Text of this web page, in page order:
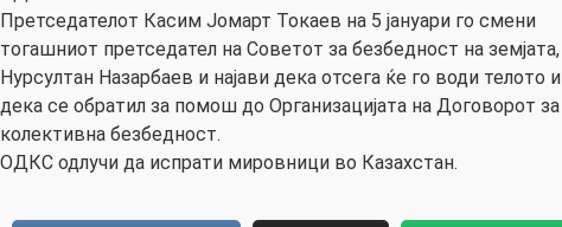
Претседателот Касим Јомарт Токаев на 5 јануари го смени
тогашниот претседател на Советот за безбедност на земјата,
Нурсултан Назарбаев и најави дека отсега ќе го води телото и
дека се обратил за помош до Организацијата на Договорот за
колективна безбедност.
ОДКС одлучи да испрати мировници во Казахстан.